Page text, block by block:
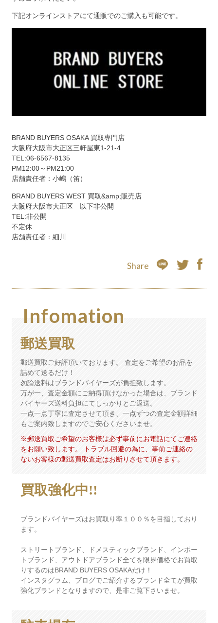
下記オンラインストアにて通販でのご購入も可能です。
BRAND BUYERS OSAKA 買取専門店
大阪府大阪市大正区三軒屋東1-21-4
TEL:06-6567-8135
PM12:00～PM21:00
店舗責任者：小嶋（笛）
BRAND BUYERS WEST 買取&amp;販売店
大阪府大阪市大正区 以下非公開
TEL:非公開
不定休
店舗責任者：細川
Share LINE
Infomation
郵送買取
郵送買取ご好評頂いております。
査定をご希望のお品を
詰めて送るだけ！
勿論送料はブランドバイヤーズが負担致します。
万が一、査定金額にご納得頂けなかった場合は、ブランド
バイヤーズ送料負担にてしっかりとご返送。
一点一点丁寧に査定させて頂き、一点ずつの査定金額詳細
もご案内致しますのでご安心くださいませ。
※郵送買取ご希望のお客様は必ず事前にお電話にてご連絡
をお願い致します。 トラブル回避の為に、事前ご連絡の
ないお客様の郵送買取査定はお断りさせて頂きます。
買取強化中!!
ブランドバイヤーズはお買取り率１００％を目指しており
ます。
ストリートブランド、ドメスティックブランド、インポー
トブランド、アウトドアブランド全てを限界価格でお買取
りするのはBRAND BUYERS OSAKAだけ！
インスタグラム、ブログでご紹介するブランド全てが買取
強化ブランドとなりますので、是非ご覧下さいませ。